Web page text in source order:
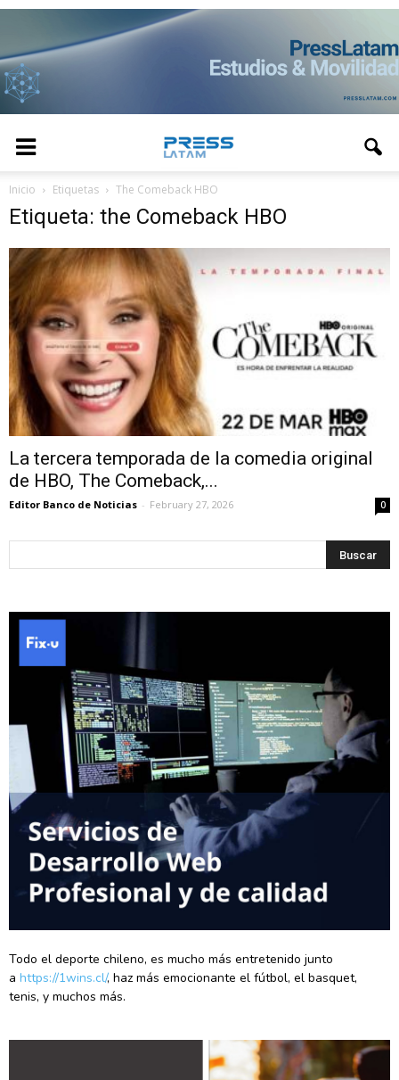
Inicio Etiquetas The Comeback HBO
Etiqueta: the Comeback HBO
La tercera temporada de la comedia original
de HBO, The Comeback,...
Editor Banco de Noticias - February 27, 2026 0
Todo el deporte chileno, es mucho más entretenido junto
a https://1wins.cl/, haz más emocionante el fútbol, el basquet,
tenis, y muchos más.